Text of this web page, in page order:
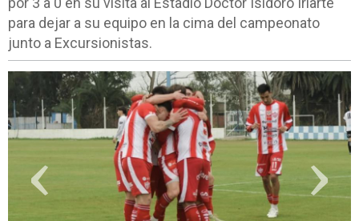
para dejar a su equipo en la cima del campeonato
junto a Excursionistas.
‹ ›